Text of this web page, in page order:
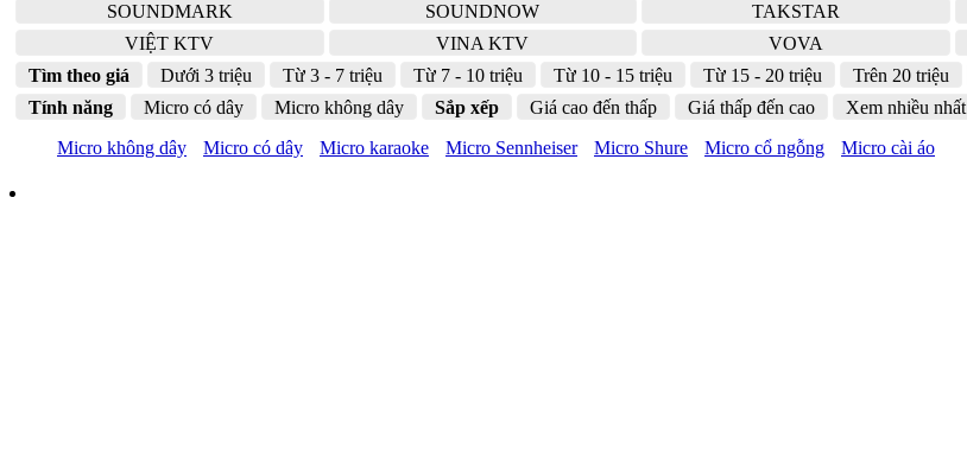
SOUNDMARK
SOUNDNOW TAKSTAR
VIỆT KTV
VINA KTV VOVA
Tìm theo giá
Dưới 3 triệu Từ 3 - 7 triệu Từ 7 - 10 triệu Từ 10 - 15 triệu Từ 15 - 20 triệu Trên 20 triệu
Tính năng
Micro có dây Micro không dây Sắp xếp Giá cao đến thấp Giá thấp đến cao
Xem nhiều nhất
Micro không dây
Micro có dây Micro karaoke Micro Sennheiser Micro Shure Micro cổ ngỗng Micro cài áo